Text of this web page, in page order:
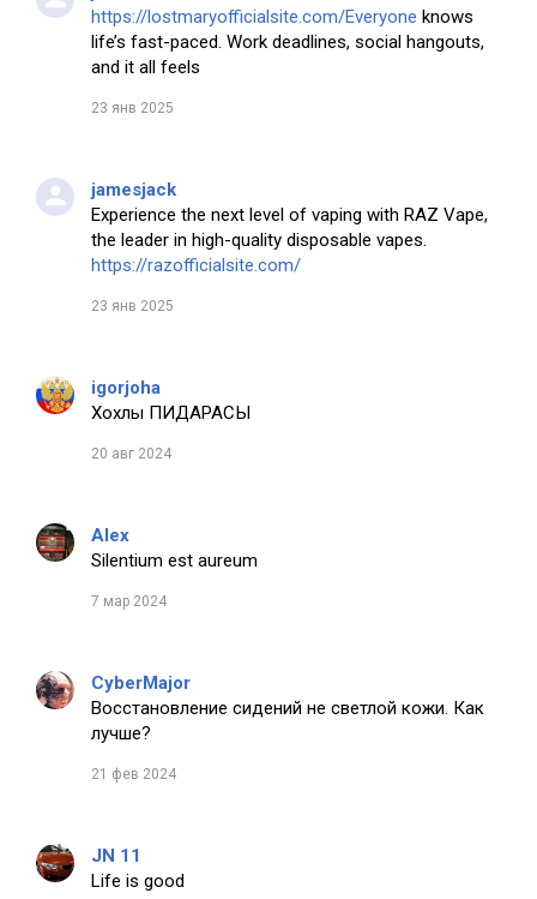
https://lostmaryofficialsite.com/Everyone knows
life’s fast-paced. Work deadlines, social hangouts,
and it all feels
23 янв 2025
jamesjack
Experience the next level of vaping with RAZ Vape,
the leader in high-quality disposable vapes.
https://razofficialsite.com/
23 янв 2025
igorjoha
Хохлы ПИДАРАСЫ
20 авг 2024
Alex
Silentium est aureum
7 мар 2024
CyberMajor
Восстановление сидений не светлой кожи. Как
лучше?
21 фев 2024
JN 11
Life is good